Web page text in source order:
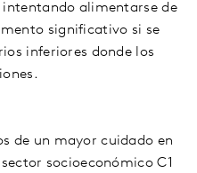
intentando alimentarse de
significativo si se
inferiores donde los
de un mayor cuidado en
socioeconómico C1